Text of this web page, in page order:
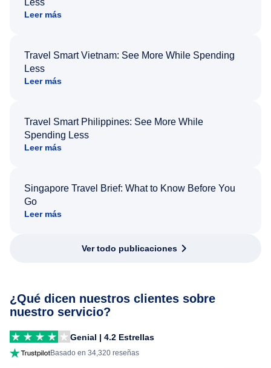
Less
Leer más
Travel Smart Vietnam: See More While Spending
Less
Leer más
Travel Smart Philippines: See More While
Spending Less
Leer más
Singapore Travel Brief: What to Know Before You
Go
Leer más
Ver todo publicaciones
¿Qué dicen nuestros clientes sobre
nuestro servicio?
Genial | 4.2 Estrellas
Basado en 34,320 reseñas